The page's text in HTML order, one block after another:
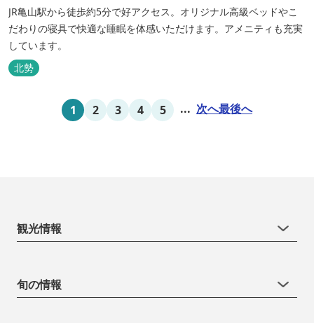
JR亀山駅から徒歩約5分で好アクセス。オリジナル高級ベッドやこ
だわりの寝具で快適な睡眠を体感いただけます。アメニティも充実
しています。
北勢
1 2 3 4 5 ... 次へ最後へ
観光情報
旬の情報